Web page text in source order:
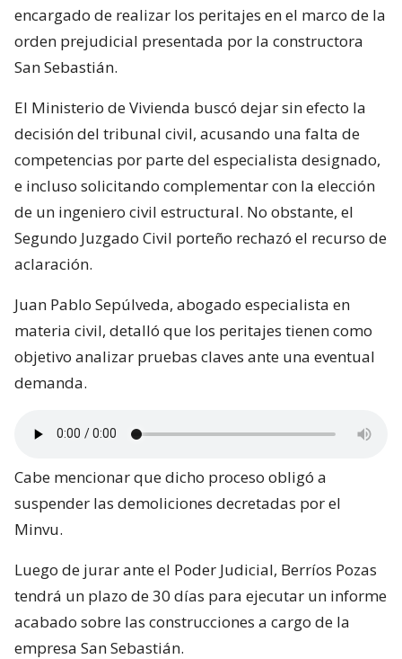
encargado de realizar los peritajes en el marco de la
orden prejudicial presentada por la constructora
San Sebastián.
El Ministerio de Vivienda buscó dejar sin efecto la
decisión del tribunal civil, acusando una falta de
competencias por parte del especialista designado,
e incluso solicitando complementar con la elección
de un ingeniero civil estructural. No obstante, el
Segundo Juzgado Civil porteño rechazó el recurso de
aclaración.
Juan Pablo Sepúlveda, abogado especialista en
materia civil, detalló que los peritajes tienen como
objetivo analizar pruebas claves ante una eventual
demanda.
Cabe mencionar que dicho proceso obligó a
suspender las demoliciones decretadas por el
Minvu.
Luego de jurar ante el Poder Judicial, Berríos Pozas
tendrá un plazo de 30 días para ejecutar un informe
acabado sobre las construcciones a cargo de la
empresa San Sebastián.